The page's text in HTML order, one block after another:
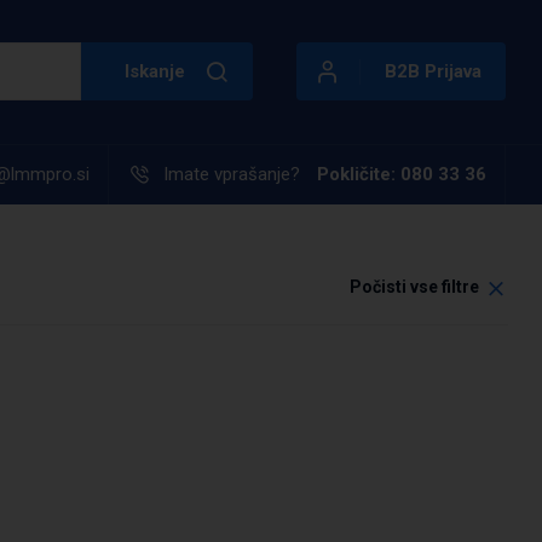
Iskanje B2B Prijava
Imate vprašanje? Pokličite: 080 33 36
Počisti vse filtre